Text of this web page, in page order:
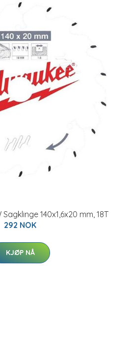
Sagklinge 140x1,6x20 mm, 18T
292 NOK
KJØP NÅ